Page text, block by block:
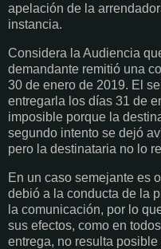
apelación de la
instancia.
Considera la Audiencia
demandante remitió una
30 de enero de 2019. El
entregarla los días 31 de
imposible porque la
segundo intento se dejó
pero la destinataria no lo
En un caso semejante es
debió a la conducta de la
la comunicación, por lo
sus efectos, como en
entrega, no resulta